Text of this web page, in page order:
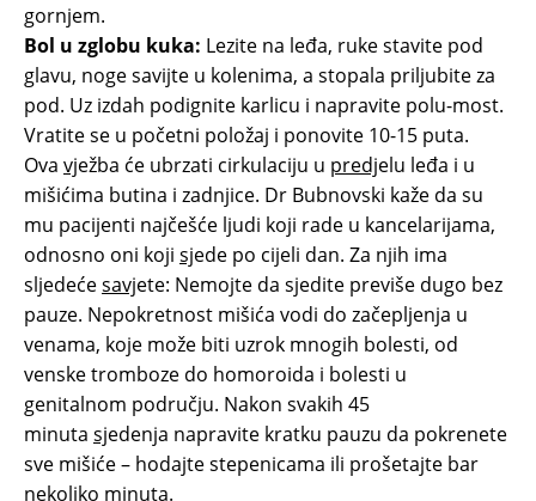
gornjem.
Bol u zglobu kuka: Lezite na leđa, ruke stavite pod
glavu, noge savijte u kolenima, a stopala priljubite za
pod. Uz izdah podignite karlicu i napravite polu-most.
Vratite se u početni položaj i ponovite 10-15 puta.
Ova vježba će ubrzati cirkulaciju u predjelu leđa i u
mišićima butina i zadnjice. Dr Bubnovski kaže da su
mu pacijenti najčešće ljudi koji rade u kancelarijama,
odnosno oni koji sjede po cijeli dan. Za njih ima
sljedećesavjete: Nemojte da sjedite previše dugo bez
pauze. Nepokretnost mišića vodi do začepljenja u
venama, koje može biti uzrok mnogih bolesti, od
venske tromboze do homoroida i bolesti u
genitalnom području. Nakon svakih 45
minuta sjedenja napravite kratku pauzu da pokrenete
sve mišiće – hodajte stepenicama ili prošetajte bar
nekoliko minuta.